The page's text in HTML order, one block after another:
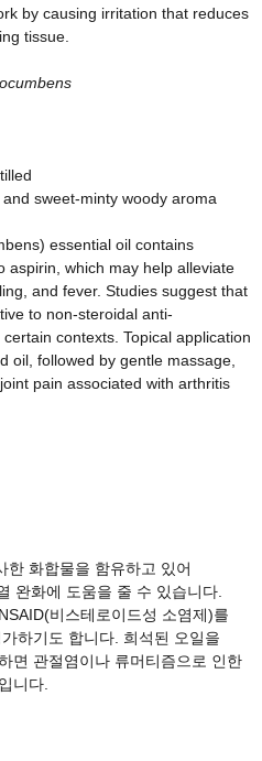
by causing irritation that reduces
tissue.
sweet-minty woody aroma
essential oil contains
aspirin, which may help alleviate
and fever. Studies suggest that
to non-steroidal anti-
contexts. Topical application
oil, followed by gentle massage,
pain associated with arthritis
한 화합물을 함유하고 있어
완화에 도움을 줄 수 있습니다.
비스테로이드성 소염제)를
하기도 합니다. 희석된 오일을
면 관절염이나 류머티즘으로 인한
니다.